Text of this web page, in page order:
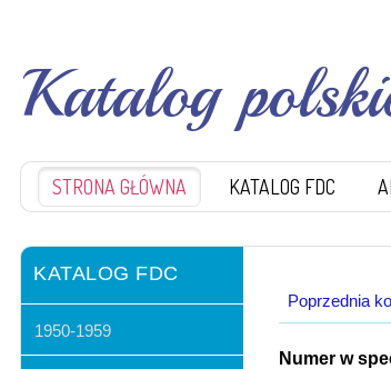
Katalog
STRONA GŁÓWNA KATALOG FDC
KATALOG FDC
1950-1959
Poprzednia
Numer w